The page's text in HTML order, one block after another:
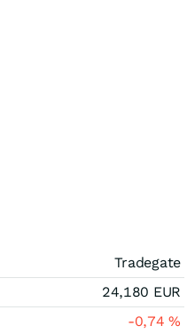
Tradegate
24,180 EUR
-0,74%